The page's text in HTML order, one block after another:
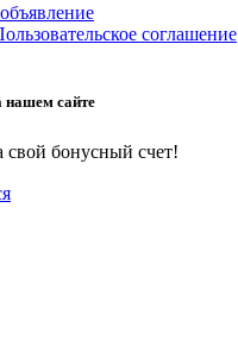
соглашение
нашем сайте
свой бонусный счет!